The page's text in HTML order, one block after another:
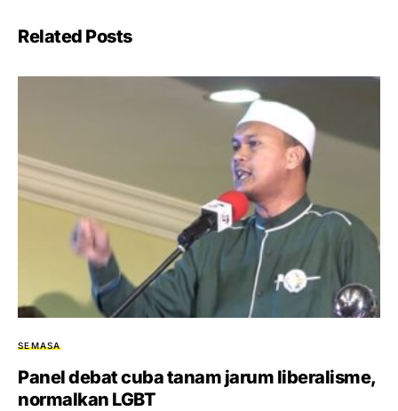
Related Posts
SEMASA
Panel debat cuba tanam jarum liberalisme,
normalkan LGBT